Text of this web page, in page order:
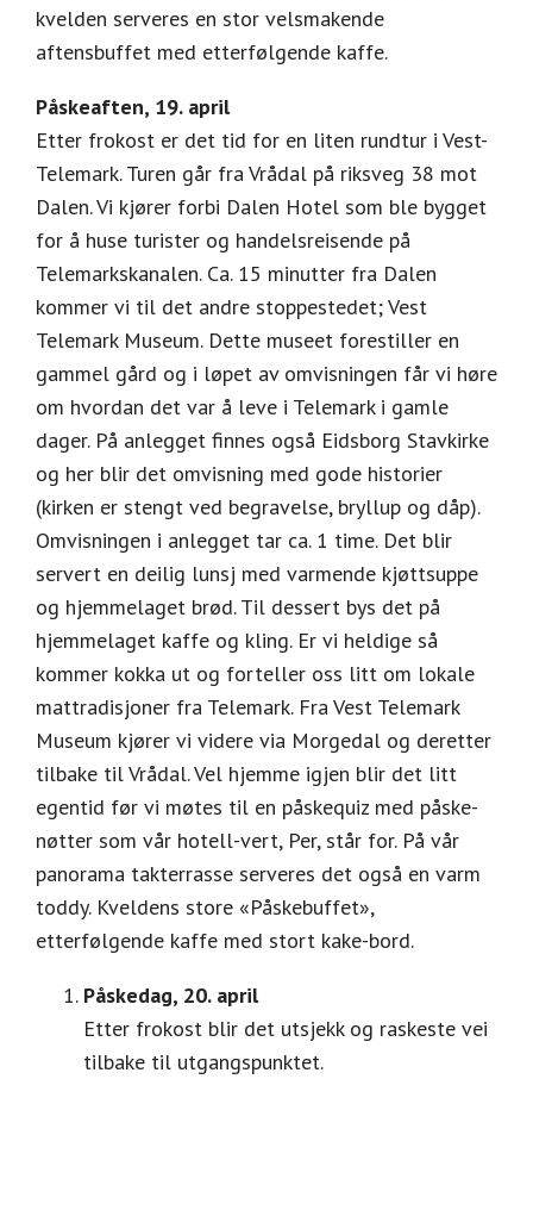
kvelden serveres en stor velsmakende
aftensbuffet med etterfølgende kaffe.
Påskeaften, 19. april
Etter frokost er det tid for en liten rundtur i Vest-
Telemark. Turen går fra Vrådal på riksveg 38 mot
Dalen. Vi kjører forbi Dalen Hotel som ble bygget
for å huse turister og handelsreisende på
Telemarkskanalen. Ca. 15 minutter fra Dalen
kommer vi til det andre stoppestedet; Vest
Telemark Museum. Dette museet forestiller en
gammel gård og i løpet av omvisningen får vi høre
om hvordan det var å leve i Telemark i gamle
dager. På anlegget finnes også Eidsborg Stavkirke
og her blir det omvisning med gode historier
(kirken er stengt ved begravelse, bryllup og dåp).
Omvisningen i anlegget tar ca. 1 time. Det blir
servert en deilig lunsj med varmende kjøttsuppe
og hjemmelaget brød. Til dessert bys det på
hjemmelaget kaffe og kling. Er vi heldige så
kommer kokka ut og forteller oss litt om lokale
mattradisjoner fra Telemark. Fra Vest Telemark
Museum kjører vi videre via Morgedal og deretter
tilbake til Vrådal. Vel hjemme igjen blir det litt
egentid før vi møtes til en påskequiz med påske-
nøtter som vår hotell-vert, Per, står for. På vår
panorama takterrasse serveres det også en varm
toddy. Kveldens store «Påskebuffet»,
etterfølgende kaffe med stort kake-bord.
Påskedag, 20. april
Etter frokost blir det utsjekk og raskeste vei
tilbake til utgangspunktet.